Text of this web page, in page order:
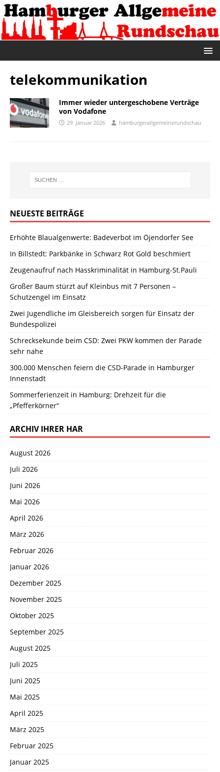
telekommunikation
Immer wieder untergeschobene Verträge
von Vodafone
29. Januar 2026 hamburgerallgemeinerundschau
NEUESTE BEITRÄGE
Erhöhte Blaualgenwerte: Badeverbot im Öjendorfer See
In Billstedt: Parkbänke in Schwarz Rot Gold beschmiert
Zeugenaufruf nach Hasskriminalität in Hamburg-St.Pauli
Großer Baum stürzt auf Kleinbus mit 7 Personen –
Schutzengel im Einsatz
Zwei Jugendliche im Gleisbereich sorgen für Einsatz der
Bundespolizei
Schrecksekunde beim CSD: Zwei PKW kommen der Parade
sehr nahe
300.000 Menschen feiern die CSD-Parade in Hamburger
Innenstadt
Sommerferienzeit in Hamburg: Drehzeit für die
„Pfefferkörner“
ARCHIV IHRER HAR
August 2026
Juli 2026
Juni 2026
Mai 2026
April 2026
März 2026
Februar 2026
Januar 2026
Dezember 2025
November 2025
Oktober 2025
September 2025
August 2025
Juli 2025
Juni 2025
Mai 2025
April 2025
März 2025
Februar 2025
Januar 2025